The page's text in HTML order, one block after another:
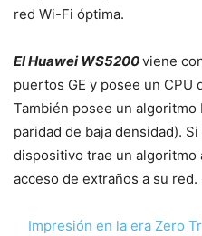
red Wi-Fi óptima.
El Huawei WS5200viene
puertos GE y posee un CPU
También posee un algoritmo
paridad de baja densidad).
dispositivo trae un algoritmo
acceso de extraños a su red.
Impresión en la era Zero